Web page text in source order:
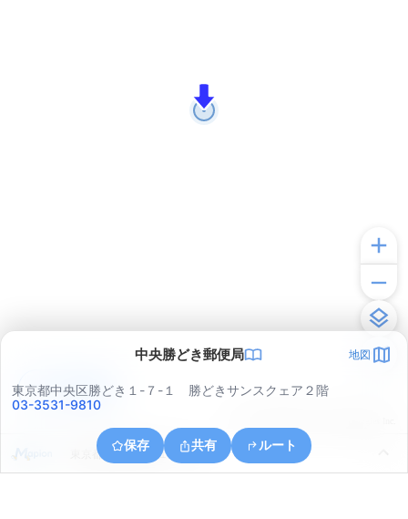
中央勝どき郵便局 地図
東京都中央区勝どき１-７-１ 勝どきサンスクェア２階
03-3531-9810
保存 共有 ルート
東京都江東区有明１丁目７
アプリで見る